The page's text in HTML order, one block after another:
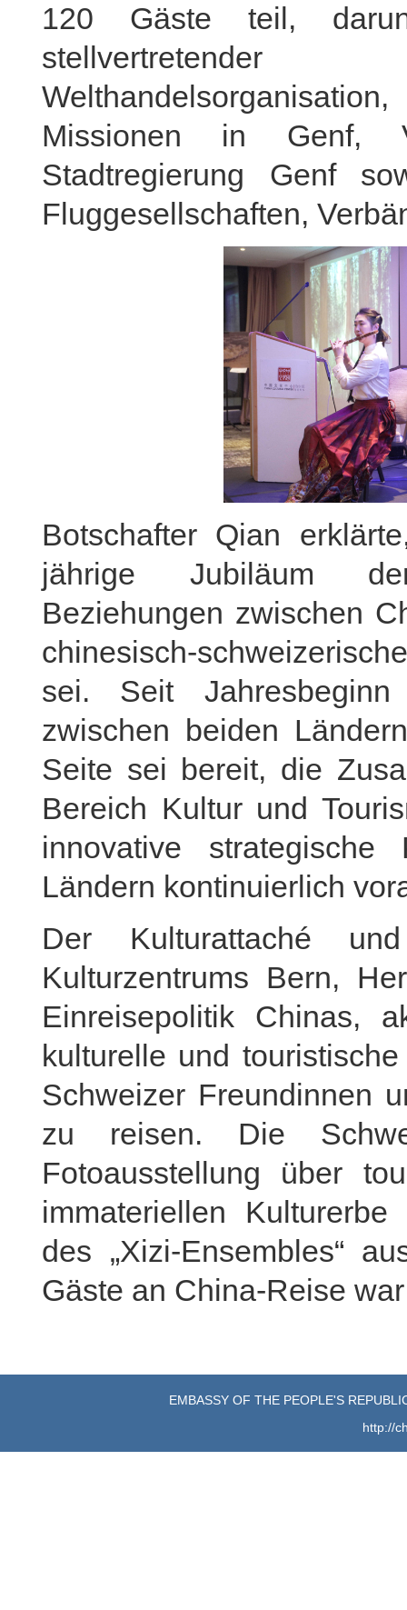
120 Gäste teil,
Missionen in Genf,
Stadtregierung Genf
Fluggesellschaften,
Botschafter Qian
jährige Jubiläum
Beziehungen zwischen
chinesisch-
sei. Seit
zwischen beiden
Seite sei bereit, die
Bereich Kultur und
innovative strategische
Ländern kontinuierlich
Der Kulturattaché
Kulturzentrums Bern,
Einreisepolitik Chinas,
kulturelle und
Schweizer Freundinnen
zu reisen. Die
Fotoausstellung über
immateriellen
des „Xizi-Ensembles“
Gäste an China-Reise
EMBASSY OF THE PEOPLE'S
http://